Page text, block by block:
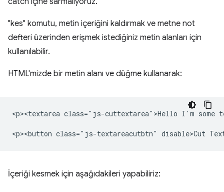
"kes" komutu, metin içeriğini kaldırmak ve metne not
defteri üzerinden erişmek istediğiniz metin alanları için
kullanılabilir.
HTML'mizde bir metin alanı ve düğme kullanarak:
<p><textarea class="js-cuttextarea">Hello I'm some
İçeriği kesmek için aşağıdakileri yapabiliriz: